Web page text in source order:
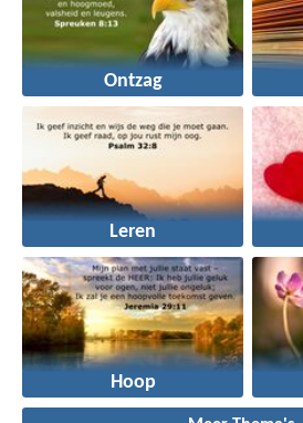
Ontzag
Leren
Hoop